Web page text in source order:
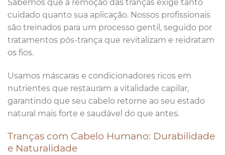
Sabemos que a remoção das tranças exige tanto
cuidado quanto sua aplicação. Nossos profissionais
são treinados para um processo gentil, seguido por
tratamentos pós-trança que revitalizam e reidratam
os fios.
Usamos máscaras e condicionadores ricos em
nutrientes que restauram a vitalidade capilar,
garantindo que seu cabelo retorne ao seu estado
natural mais forte e saudável do que antes.
Tranças com Cabelo Humano: Durabilidade
e Naturalidade